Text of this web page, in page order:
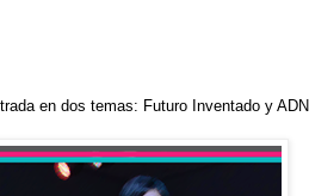
en dos temas: Futuro Inventado y ADN